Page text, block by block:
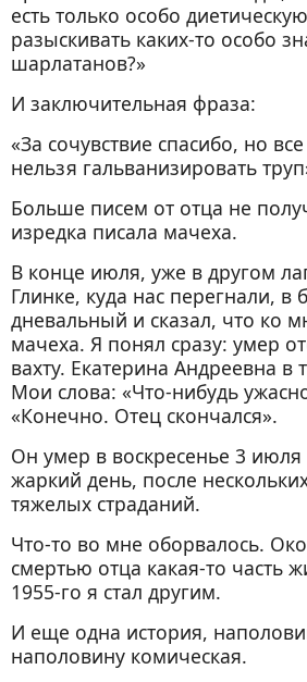
есть только особо
разыскивать каких-то особо
шарлатанов?»
И заключительная фраза:
«За сочувствие спасибо, но
нельзя гальванизировать
Больше писем от отца не
изредка писала мачеха.
В конце июля, уже в другом
Глинке, куда нас перегнали, в
дневальный и сказал, что ко
мачеха. Я понял сразу: умер
вахту. Екатерина Андреевна в
Мои слова: «Что-нибудь
«Конечно. Отец скончался».
Он умер в воскресенье 3 июля
жаркий день, после
тяжелых страданий.
Что-то во мне оборвалось.
смертью отца какая-то часть
1955-го я стал другим.
И еще одна история,
наполовину комическая.